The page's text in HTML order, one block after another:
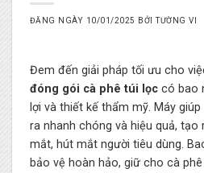
ĐĂNG NGÀY 10/01/2025 BỞI TƯỜNG VI
Đem đến giải pháp tối ưu cho
đóng gói cà phê túi lọccó bao
lợi và thiết kế thẩm mỹ. Máy
ra nhanh chóng và hiệu quả, tạo
mắt, hút mắt người tiêu dùng.
bảo vệ hoàn hảo, giữ cho cà